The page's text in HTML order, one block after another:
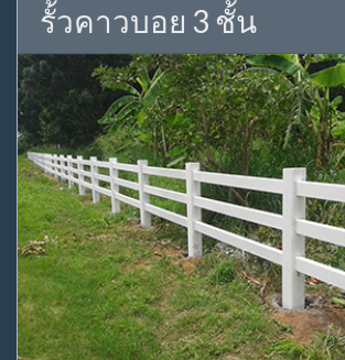
รั้วคาวบอย 3 ชั้น